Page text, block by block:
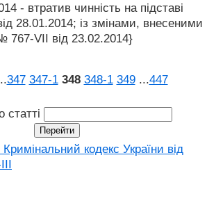
- втратив чинність на підставі
28.01.2014; із змінами, внесеними
767-VII від 23.02.2014}
347 347‑1 348 348‑1 349 ...447
статті
кодекс України від